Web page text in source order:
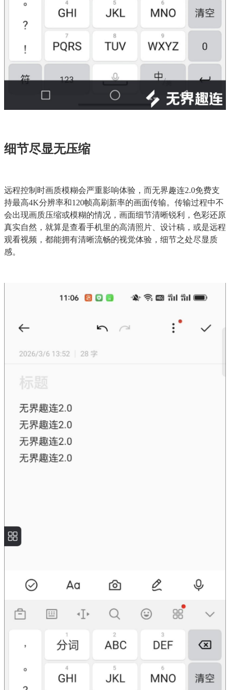
细节尽显无压缩
远程控制时画质模糊会严重影响体验，而无界趣连2.0免费支
持最高4K分辨率和120帧高刷新率的画面传输。传输过程中不
会出现画质压缩或模糊的情况，画面细节清晰锐利，色彩还原
真实自然，就算是查看手机里的高清照片、设计稿，或是远程
观看视频，都能拥有清晰流畅的视觉体验，细节之处尽显质
感。